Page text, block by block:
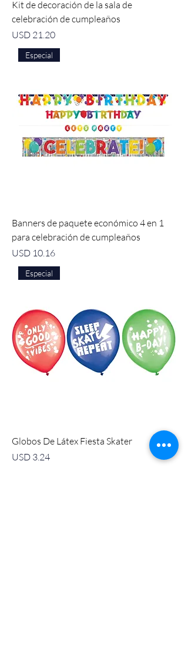
Kit de decoración de la sala de
celebración de cumpleaños
Precio
USD 21.20
Especial
Banners de paquete económico 4 en 1
para celebración de cumpleaños
Precio
USD 10.16
Especial
Globos De Látex Fiesta Skater
Precio
USD 3.24